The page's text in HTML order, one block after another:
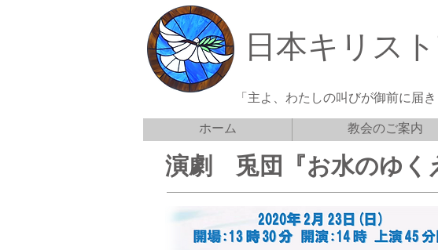
日本キリス
「主よ、わたしの叫びが御前に届
ホーム
教会のご案内
演劇 兎団『お水のゆく